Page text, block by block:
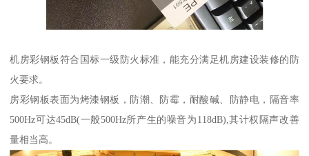
机房彩钢板符合国标一级防火标准，能充分满足机房建设装修的防
火要求。
房彩钢板表面为烤漆钢板，防潮、防霉，耐酸碱、防静电，隔音率
500Hz可达45dB(一般500Hz所产生的噪音为118dB),其计权隔声改善
量相当高。